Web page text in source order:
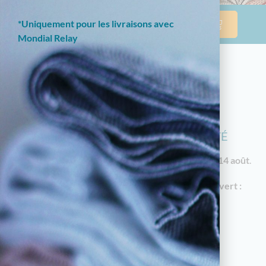
NOTRE BOUTIQUE EN LIGNE EST
ACTUELLEMENT EN CONGÉS D'ÉTÉ
Les commandes reprendront à partir duvendredi 14 août
En attendant, notre magasin à Limoges reste ouvert :
18 av. Garibaldi, 87000 Limoges
Horaires d'été : du mardi au samedi de 10h à
05.55.79.22.49
*Uniquement pour les livraisons avec
Mondial Relay